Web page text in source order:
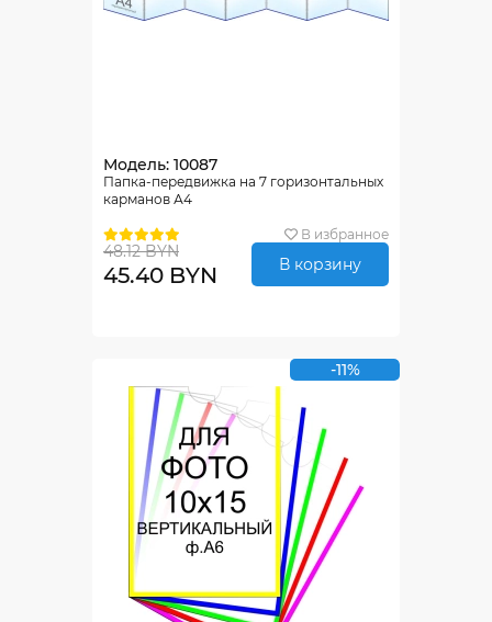
Модель: 10087
Папка-передвижка на 7 горизонтальных
карманов А4
В избранное
48.12 BYN
45.40 BYN В корзину
-11%